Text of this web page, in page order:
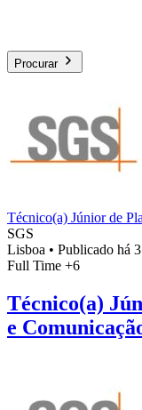
Procurar
Técnico(a) Júnior de
SGS
Lisboa • Publicado há
Full Time +6
Técnico(a)
e